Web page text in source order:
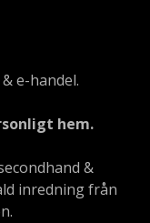
e-handel.
hem.
&
inredning från